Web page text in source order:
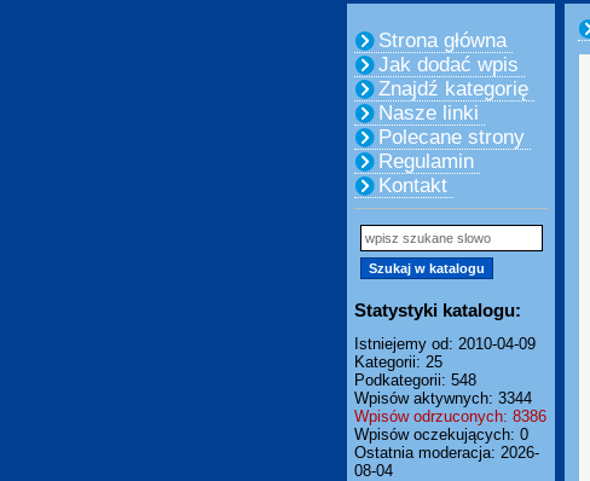
Strona główna
Jak dodać wpis
Znajdź kategorię
Nasze linki
Polecane strony
Regulamin
Kontakt
Statystyki katalogu:
Istniejemy od: 2010-04-09
Kategorii: 25
Podkategorii: 548
Wpisów aktywnych: 3344
Wpisów odrzuconych: 8386
Wpisów oczekujących: 0
Ostatnia moderacja: 2026-
08-04